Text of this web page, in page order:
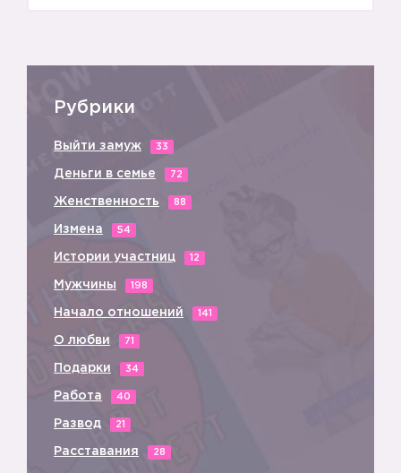
Рубрики
Выйти замуж 33
Деньги в семье 72
Женственность 88
Измена 54
Истории участниц 12
Мужчины 198
Начало отношений 141
О любви 71
Подарки 34
Работа 40
Развод 21
Расставания 28